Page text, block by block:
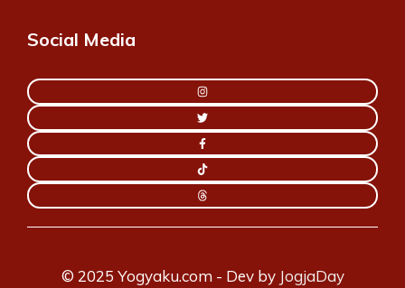
Social Media
© 2025 Yogyaku.com - Dev by JogjaDay